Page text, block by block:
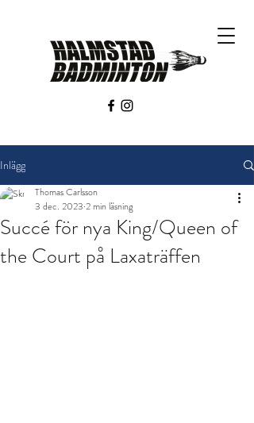
Inlägg
Succé för nya King/Queen of
the Court på Laxaträffen
Thomas Carlsson
3 dec. 2023 2 min läsning